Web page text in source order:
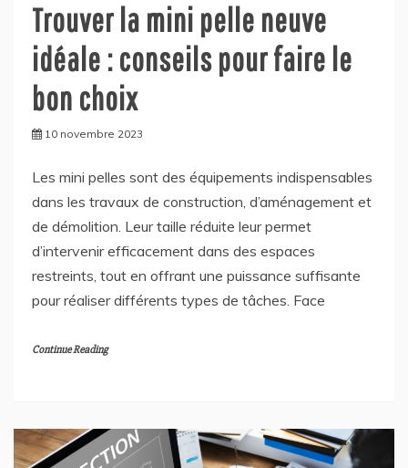
Trouver la mini pelle neuve
idéale : conseils pour faire le
bon choix
10 novembre 2023
Les mini pelles sont des équipements indispensables
dans les travaux de construction, d’aménagement et
de démolition. Leur taille réduite leur permet
d’intervenir efficacement dans des espaces
restreints, tout en offrant une puissance suffisante
pour réaliser différents types de tâches. Face
Continue Reading